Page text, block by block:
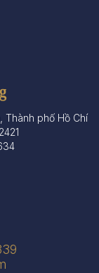
Thành phố Hồ Chí